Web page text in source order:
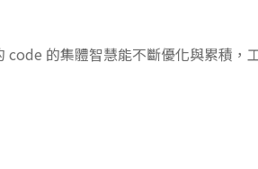
code 的集體智慧能不斷優化與累積，